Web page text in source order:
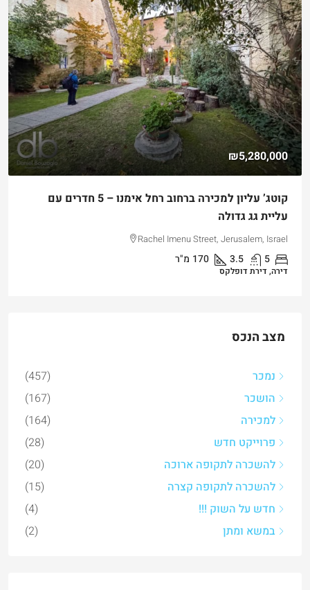
₪5,280,000
קוטג’ עליון למכירה ברחוב רחל אימנו – 5 חדרים עם
עליית גג גדולה
Rachel Imenu Street, Jerusalem, Israel
5
3.5
170 מ"ר
דירה, דירת דופלקס
מצב הנכס
נמכר
(457)
הושכר
(167)
למכירה
(164)
פרוייקט חדש
(28)
להשכרה לתקופה ארוכה
(20)
להשכרה לתקופה קצרה
(15)
חדש על השוק !!!
(4)
במשא ומתן
(2)